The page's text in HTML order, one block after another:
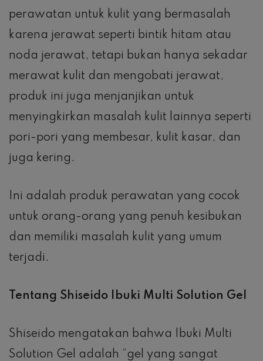
perawatan untuk kulit yang bermasalah
karena jerawat seperti bintik hitam atau
noda jerawat, tetapi bukan hanya sekadar
merawat kulit dan mengobati jerawat,
produk ini juga menjanjikan untuk
menyingkirkan masalah kulit lainnya seperti
pori-pori yang membesar, kulit kasar, dan
juga kering.
Ini adalah produk perawatan yang cocok
untuk orang-orang yang penuh kesibukan
dan memiliki masalah kulit yang umum
terjadi.
Tentang Shiseido Ibuki Multi Solution Gel
Shiseido mengatakan bahwa Ibuki Multi
Solution Gel adalah “gel yang sangat